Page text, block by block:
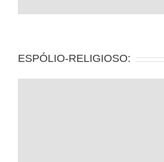
ESPÓLIO-RELIGIOSO: